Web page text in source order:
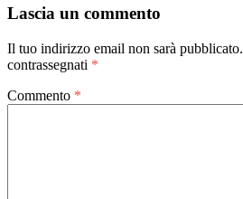
Lascia un commento
Il tuo indirizzo email non sarà pubblicato.
contrassegnati *
Commento *